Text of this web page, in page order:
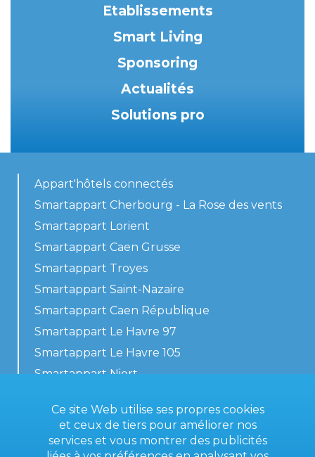
Etablissements
Smart Living
Sponsoring
Actualités
Solutions pro
Appart'hôtels connectés
Smartappart Cherbourg - La Rose des vents
Smartappart Lorient
Smartappart Caen Grusse
Smartappart Troyes
Smartappart Saint-Nazaire
Smartappart Caen République
Smartappart Le Havre 97
Smartappart Le Havre 105
Smartappart Niort
Ce site Web utilise ses propres cookies
et ceux de tiers pour améliorer nos
services et vous montrer des publicités